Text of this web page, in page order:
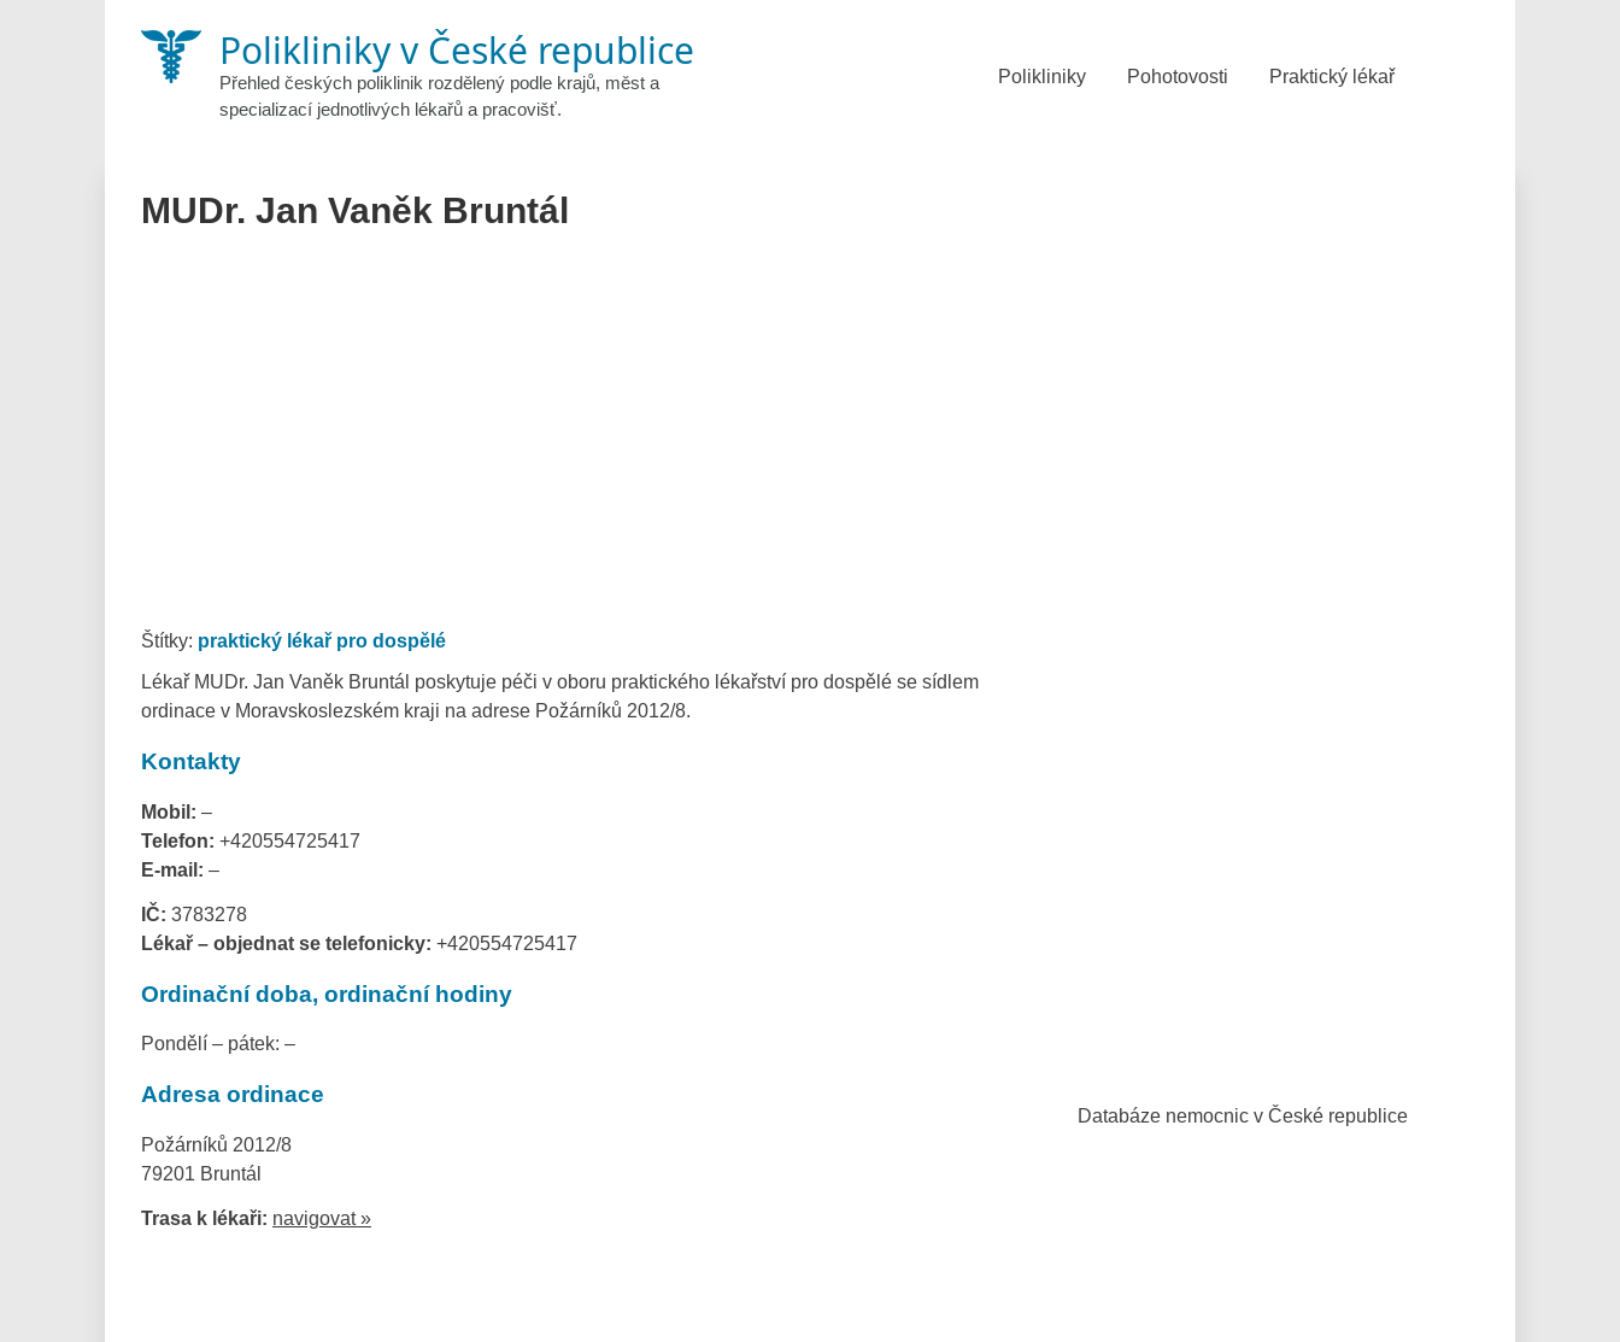
Polikliniky v České republice
Přehled českých poliklinik rozdělený podle krajů, měst a
specializací jednotlivých lékařů a pracovišť.
Polikliniky Pohotovosti Praktický lékař
MUDr. Jan Vaněk Bruntál
Štítky: praktický lékař pro dospělé
Lékař MUDr. Jan Vaněk Bruntál poskytuje péči v oboru praktického lékařství pro dospělé se sídlem
ordinace v Moravskoslezském kraji na adrese Požárníků 2012/8.
Kontakty
Mobil: –
Telefon: +420554725417
E-mail: –
IČ: 3783278
Lékař – objednat se telefonicky: +420554725417
Ordinační doba, ordinační hodiny
Pondělí – pátek: –
Adresa ordinace
Požárníků 2012/8
79201 Bruntál
Trasa k lékaři: navigovat »
Databáze nemocnic v České republice